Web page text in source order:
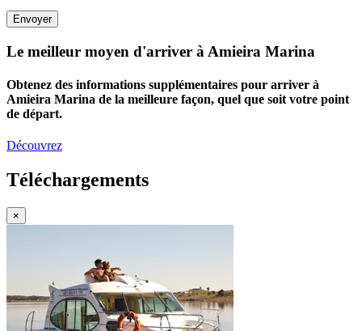
Envoyer
Le meilleur moyen d'arriver à Amieira Marina
Obtenez des informations supplémentaires pour arriver à
Amieira Marina de la meilleure façon, quel que soit votre point
de départ.
Découvrez
Téléchargements
×